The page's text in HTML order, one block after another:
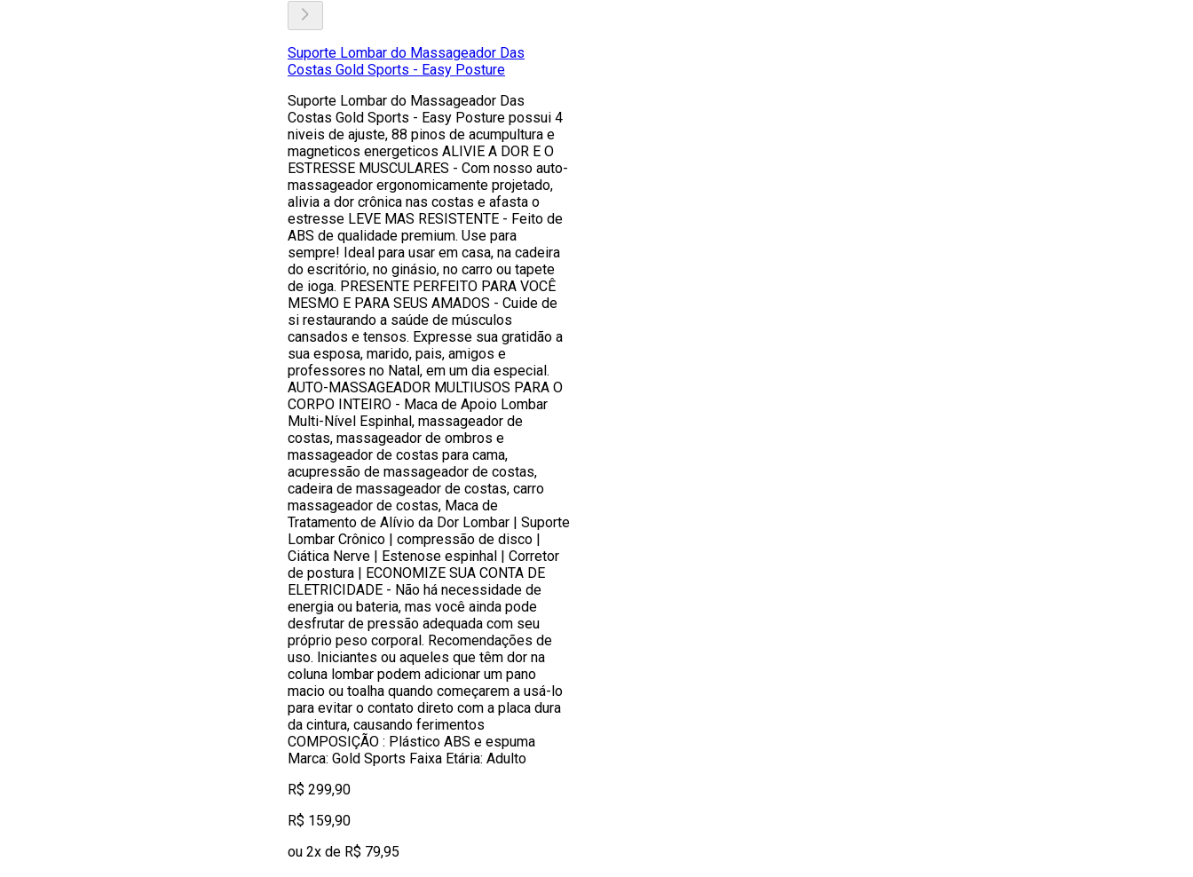
Suporte Lombar do Massageador Das
Costas Gold Sports - Easy Posture
Suporte Lombar do Massageador Das
Costas Gold Sports - Easy Posture possui 4
niveis de ajuste, 88 pinos de acumpultura e
magneticos energeticos ALIVIE A DOR E O
ESTRESSE MUSCULARES - Com nosso auto-
massageador ergonomicamente projetado,
alivia a dor crônica nas costas e afasta o
estresse LEVE MAS RESISTENTE - Feito de
ABS de qualidade premium. Use para
sempre! Ideal para usar em casa, na cadeira
do escritório, no ginásio, no carro ou tapete
de ioga. PRESENTE PERFEITO PARA VOCÊ
MESMO E PARA SEUS AMADOS - Cuide de
si restaurando a saúde de músculos
cansados ​​e tensos. Expresse sua gratidão a
sua esposa, marido, pais, amigos e
professores no Natal, em um dia especial.
AUTO-MASSAGEADOR MULTIUSOS PARA O
CORPO INTEIRO - Maca de Apoio Lombar
Multi-Nível Espinhal, massageador de
costas, massageador de ombros e
massageador de costas para cama,
acupressão de massageador de costas,
cadeira de massageador de costas, carro
massageador de costas, Maca de
Tratamento de Alívio da Dor Lombar | Suporte
Lombar Crônico | compressão de disco |
Ciática Nerve | Estenose espinhal | Corretor
de postura | ECONOMIZE SUA CONTA DE
ELETRICIDADE - Não há necessidade de
energia ou bateria, mas você ainda pode
desfrutar de pressão adequada com seu
próprio peso corporal. Recomendações de
uso. Iniciantes ou aqueles que têm dor na
coluna lombar podem adicionar um pano
macio ou toalha quando começarem a usá-lo
para evitar o contato direto com a placa dura
da cintura, causando ferimentos
COMPOSIÇÃO : Plástico ABS e espuma
Marca: Gold Sports Faixa Etária: Adulto
R$ 299,90
R$ 159,90
ou 2x de R$ 79,95